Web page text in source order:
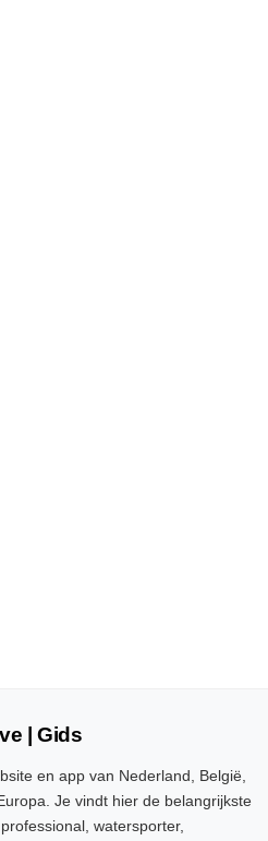
| Gids
en app van Nederland, België,
Je vindt hier de belangrijkste
watersporter,